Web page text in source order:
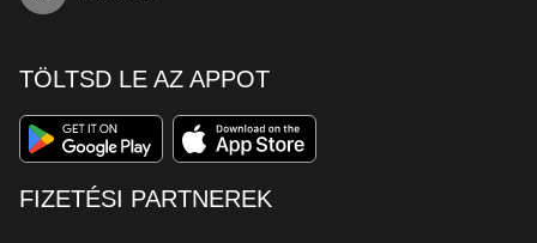
TÖLTSD LE AZ APPOT
FIZETÉSI PARTNEREK